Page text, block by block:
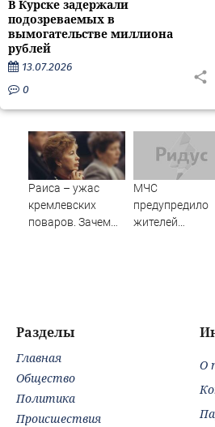
В Курске задержали
подозреваемых в
вымогательстве миллиона
рублей
13.07.2026
0
Раиса – ужас
кремлевских
поваров. Зачем
МЧС
предупредило
жителей
Разделы
Главная
Общество
Политика
Происшествия
О